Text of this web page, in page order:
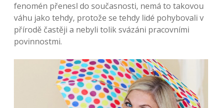
fenomén přenesl do současnosti, nemá to takovou
váhu jako tehdy, protože se tehdy lidé pohybovali v
přírodě častěji a nebyli tolik svázáni pracovními
povinnostmi.